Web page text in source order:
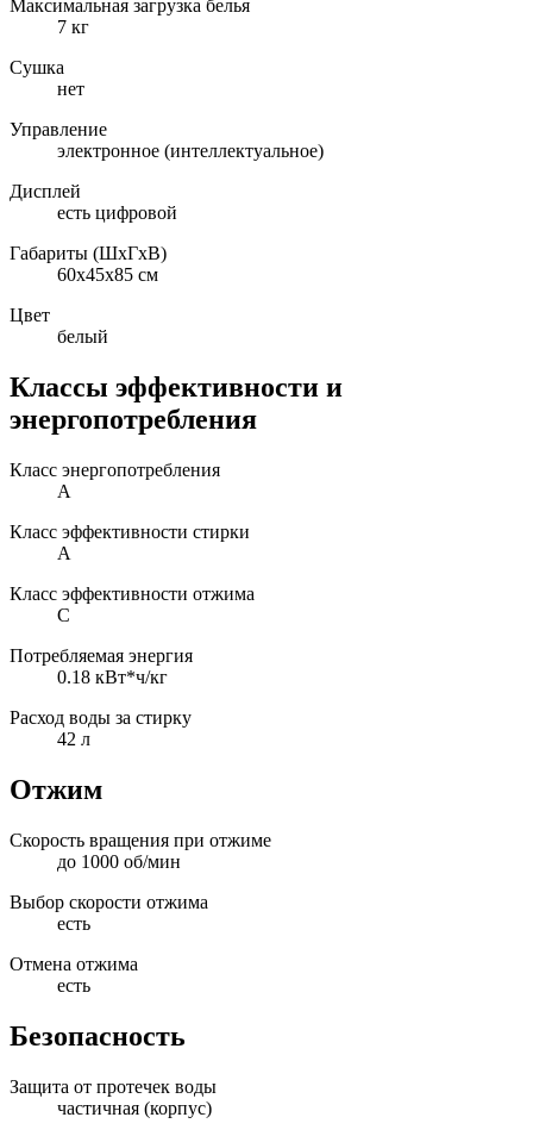
Максимальная загрузка белья
7 кг
Сушка
нет
Управление
электронное (интеллектуальное)
Дисплей
есть цифровой
Габариты (ШxГxВ)
60x45x85 см
Цвет
белый
Классы эффективности и
энергопотребления
Класс энергопотребления
A
Класс эффективности стирки
A
Класс эффективности отжима
C
Потребляемая энергия
0.18 кВт*ч/кг
Расход воды за стирку
42 л
Отжим
Скорость вращения при отжиме
до 1000 об/мин
Выбор скорости отжима
есть
Отмена отжима
есть
Безопасность
Защита от протечек воды
частичная (корпус)